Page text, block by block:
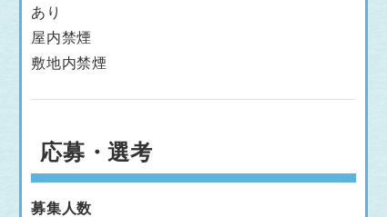
あり
屋内禁煙
敷地内禁煙
応募・選考
募集人数